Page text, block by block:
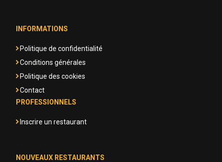
INFORMATIONS
Politique de confidentialité
Conditions générales
Politique des cookies
Contact
PROFESSIONNELS
Inscrire un restaurant
NOUVEAUX RESTAURANTS